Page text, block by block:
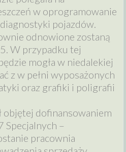
w oprogramowanie
pojazdów.
odnowione zostaną
W przypadku tej
mogła w niedalekiej
z w pełni wyposażonych
oraz grafiki i poligrafii
objętej dofinansowaniem
Specjalnych –
pracownia